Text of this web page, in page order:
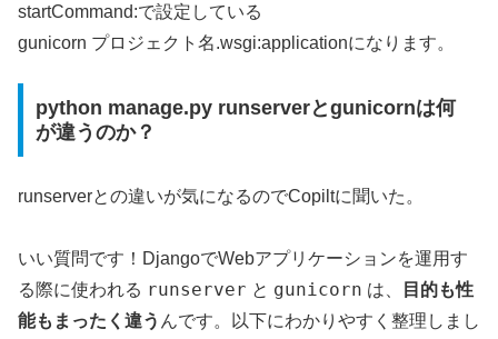
startCommand:で設定している
gunicorn プロジェクト名.wsgi:applicationになります。
python manage.py runserverとgunicornは何
が違うのか？
runserverとの違いが気になるのでCopiltに聞いた。
いい質問です！DjangoでWebアプリケーションを運用す
る際に使われる runserver と gunicorn は、
目的も性
能もまったく違う んです。以下にわかりやすく整理しまし